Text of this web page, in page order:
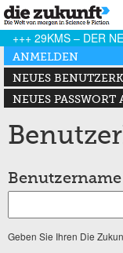
+++ 29KMS – DER
Haupt-
ANMELDEN
(AKTIVER REITER)
NEUES
NEUES PASSWORT
Benutzername
Geben Sie Ihren Die